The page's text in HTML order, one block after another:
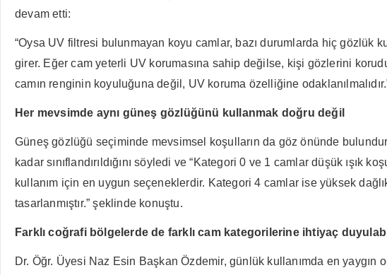
devam etti:
“Oysa UV filtresi bulunmayan koyu camlar, bazı durumlarda hiç gözlük
girer. Eğer cam yeterli UV korumasına sahip değilse, kişi gözlerini
camın renginin koyuluğuna değil, UV koruma özelliğine
Her mevsimde aynı güneş gözlüğünü kullanmak doğru değil
Güneş gözlüğü seçiminde mevsimsel koşulların da göz önünde
kadar sınıflandırıldığını söyledi ve “Kategori 0 ve 1 camlar düşük ışık
kullanım için en uygun seçeneklerdir. Kategori 4 camlar ise yüksek
tasarlanmıştır.” şeklinde konuştu.
Farklı coğrafi bölgelerde de farklı cam kategorilerine ihtiyaç
Dr. Öğr. Üyesi Naz Esin Başkan Özdemir, günlük kullanımda en